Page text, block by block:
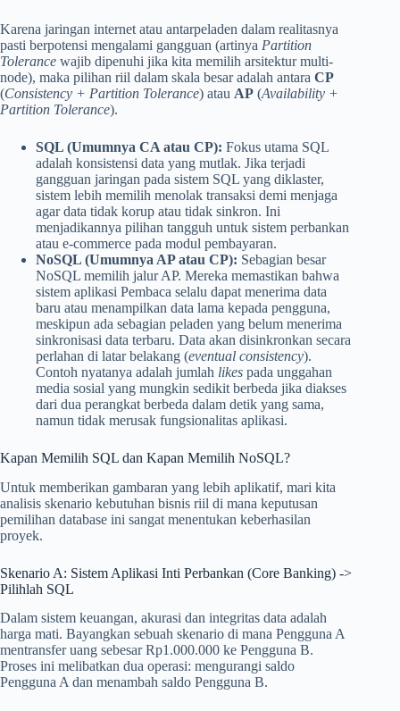
Karena jaringan internet atau antarpeladen dalam realitasnya
pasti berpotensi mengalami gangguan (artinya Partition
Tolerance wajib dipenuhi jika kita memilih arsitektur multi-
node), maka pilihan riil dalam skala besar adalah antara CP
(Consistency + Partition Tolerance) atau AP (Availability +
Partition Tolerance).
SQL (Umumnya CA atau CP): Fokus utama SQL
adalah konsistensi data yang mutlak. Jika terjadi
gangguan jaringan pada sistem SQL yang diklaster,
sistem lebih memilih menolak transaksi demi menjaga
agar data tidak korup atau tidak sinkron. Ini
menjadikannya pilihan tangguh untuk sistem perbankan
atau e-commerce pada modul pembayaran.
NoSQL (Umumnya AP atau CP): Sebagian besar
NoSQL memilih jalur AP. Mereka memastikan bahwa
sistem aplikasi Pembaca selalu dapat menerima data
baru atau menampilkan data lama kepada pengguna,
meskipun ada sebagian peladen yang belum menerima
sinkronisasi data terbaru. Data akan disinkronkan secara
perlahan di latar belakang (eventual consistency).
Contoh nyatanya adalah jumlah likes pada unggahan
media sosial yang mungkin sedikit berbeda jika diakses
dari dua perangkat berbeda dalam detik yang sama,
namun tidak merusak fungsionalitas aplikasi.
Kapan Memilih SQL dan Kapan Memilih NoSQL?
Untuk memberikan gambaran yang lebih aplikatif, mari kita
analisis skenario kebutuhan bisnis riil di mana keputusan
pemilihan database ini sangat menentukan keberhasilan
proyek.
Skenario A: Sistem Aplikasi Inti Perbankan (Core Banking) ->
Pilihlah SQL
Dalam sistem keuangan, akurasi dan integritas data adalah
harga mati. Bayangkan sebuah skenario di mana Pengguna A
mentransfer uang sebesar Rp1.000.000 ke Pengguna B.
Proses ini melibatkan dua operasi: mengurangi saldo
Pengguna A dan menambah saldo Pengguna B.